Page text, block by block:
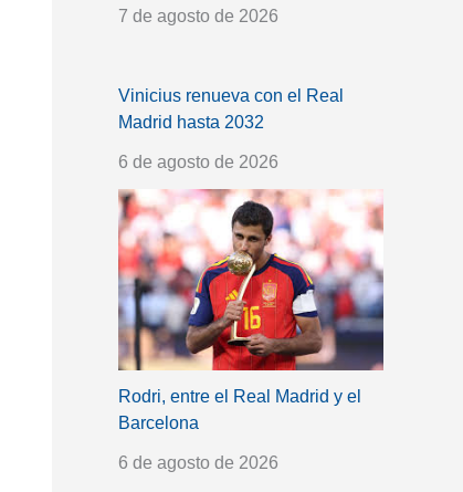
7 de agosto de 2026
Vinicius renueva con el Real
Madrid hasta 2032
6 de agosto de 2026
Rodri, entre el Real Madrid y el
Barcelona
6 de agosto de 2026